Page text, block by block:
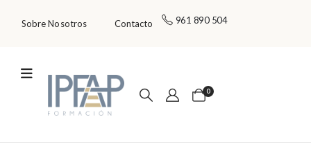
Sobre Nosotros Contacto 961 890 504
0